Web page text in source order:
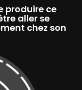
produire ce
aller se
chez son